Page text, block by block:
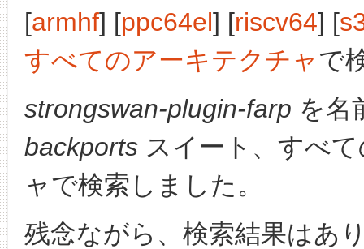
[armhf] [ppc64el] [riscv64] [
すべてのアーキテクチャで
strongswan-plugin-farp を名
backports スイート、すべ
ャで検索しました。
残念ながら、検索結果はあ